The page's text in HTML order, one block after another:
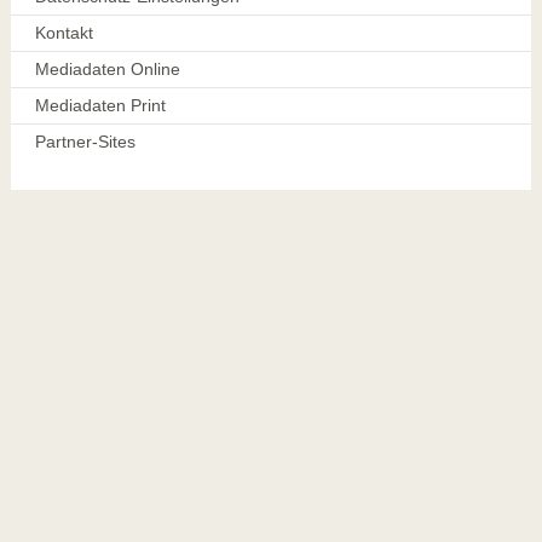
Kontakt
Mediadaten Online
Mediadaten Print
Partner-Sites